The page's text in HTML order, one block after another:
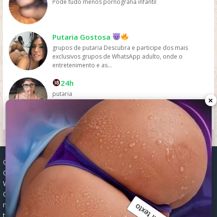
Putaria Gostosa
grupos de putaria Descubra e participe dos mais
exclusivos grupos de WhatsApp adulto, onde o
entretenimento e as...
24h
putaria
Grupos WhatsApp, Links de grupos, Entrar grupos WhatsApp,
Grupos de compra e venda, Links WhatsApp atualizados, Grupos
WhatsApp 2025, Links para grupos, Participar grupos WhatsApp,
Grupos ativos WhatsApp, Links gratuitos, Grupos WhatsApp
negócios, Links grupos Brasil, Grupos WhatsApp regionais, Grupos
temáticos WhatsApp, Links públicos WhatsApp, Grupos WhatsApp
×